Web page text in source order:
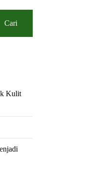
Cari
Kulit